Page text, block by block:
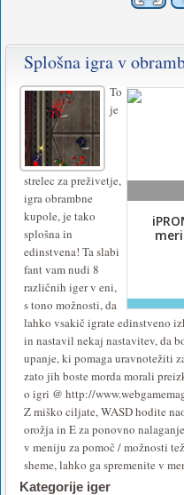
Splošna igra v
To
je
strelec za preživetje,
igra obrambne
kupole, je tako
splošna in
edinstvena! Ta slabi
fant vam nudi 8
različnih iger v eni,
s tono možnosti, da
lahko vsakič igrate edinstveno
in nastavil nekaj nastavitev, da
upanje, ki pomaga uravnotežiti
zato jih boste morda morali
o igri @ http://
Z miško ciljate, WASD hodite
orožja in E za ponovno
v meniju za pomoč / možnosti
sheme, lahko ga spremenite v
Kategorije iger